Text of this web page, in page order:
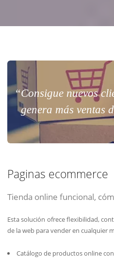
“Consigue nuevos
genera más ventas
Paginas ecommerce
Tienda online funcional,
Esta solución ofrece flexibilidad,
de la web para vender en cualquier
Catálogo de productos online